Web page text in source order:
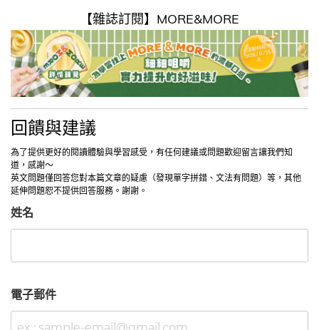
【雜誌訂閱】MORE&MORE
回饋與建議
為了提供更好的閱讀體驗與學習感受，有任何建議或問題歡迎留言讓我們知
道，感謝～
英文問題僅回答您對本篇文章的疑慮（發現單字拼錯、文法有問題）等，其他
延伸問題恕不提供回答服務。謝謝。
姓名
電子郵件